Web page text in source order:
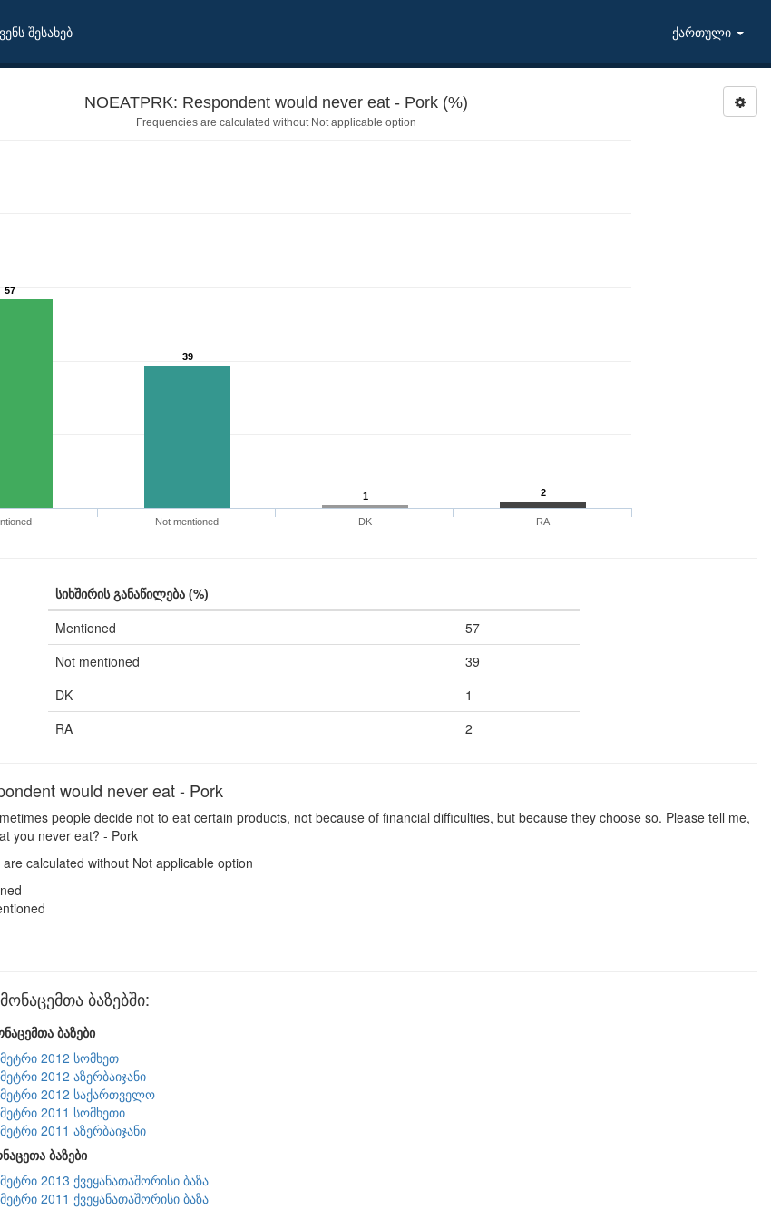
შესახებ ქართული
NOEATPRK: Respondent would never eat - Pork (%)
Frequencies are calculated without Not applicable option
57
39
1 2
Not mentioned DK RA
სიხშირის განაწილება (%)
Mentioned
57
Not mentioned
39
DK
1
RA
2
would never eat - Pork
people decide not to eat certain products, not because of financial difficulties, but because they choose so. Please tell me,
you never eat? - Pork
calculated without Not applicable option
ბაზებში:
ბაზები
2012 სომხეთ
2012 აზერბაიჯანი
2012 საქართველო
2011 სომხეთი
2011 აზერბაიჯანი
ბაზები
2013 ქვეყანათაშორისი ბაზა
2011 ქვეყანათაშორისი ბაზა